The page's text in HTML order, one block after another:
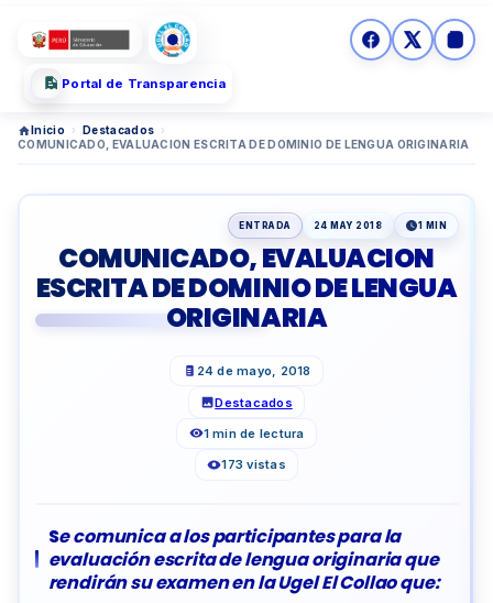
Portal de Transparencia
Inicio › Destacados ›
COMUNICADO, EVALUACION ESCRITA DE DOMINIO DE LENGUA ORIGINARIA
ENTRADA 24 MAY 2018 1 MIN
COMUNICADO, EVALUACION
ESCRITA DE DOMINIO DE LENGUA
ORIGINARIA
24 de mayo, 2018
Destacados
1 min de lectura
173 vistas
Se comunica a los participantes para la
evaluación escrita de lengua originaria que
rendirán su examen en la Ugel El Collao que: